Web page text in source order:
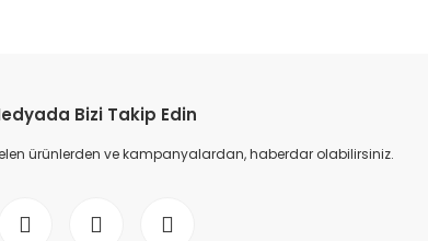
Bizi Takip Edin
ürünlerden ve kampanyalardan, haberdar olabilirsiniz.